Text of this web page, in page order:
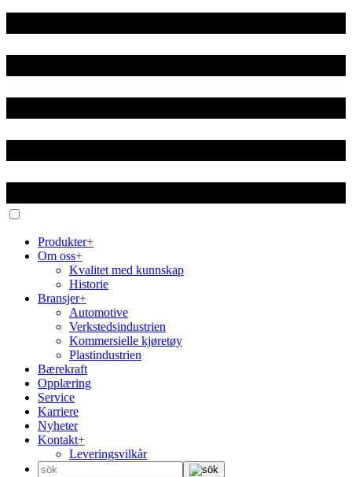
Produkter+
Om oss+
Kvalitet med kunnskap
Historie
Bransjer+
Automotive
Verkstedsindustrien
Kommersielle kjøretøy
Plastindustrien
Bærekraft
Opplæring
Service
Karriere
Nyheter
Kontakt+
Leveringsvilkår